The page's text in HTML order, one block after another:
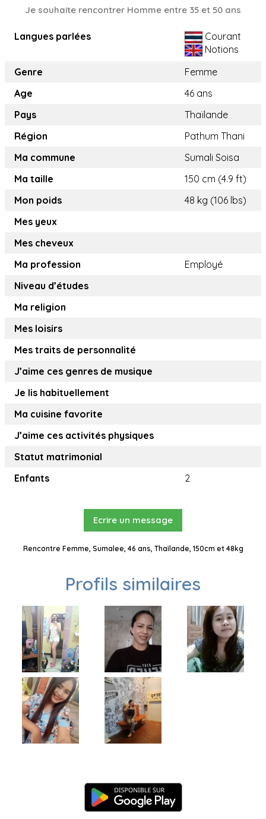
Je souhaite rencontrer Homme entre 35 et 50 ans
Langues parlées
Courant
Notions
Genre
Femme
Age
46 ans
Pays
Thaïlande
Région
Pathum Thani
Ma commune
Sumali Soisa
Ma taille
150 cm (4.9 ft)
Mon poids
48 kg (106 lbs)
Mes yeux
Mes cheveux
Ma profession
Employé
Niveau d’études
Ma religion
Mes loisirs
Mes traits de personnalité
J’aime ces genres de musique
Je lis habituellement
Ma cuisine favorite
J’aime ces activités physiques
Statut matrimonial
Enfants
2
Ecrire un message
Rencontre Femme, Sumalee, 46 ans, Thaïlande, 150cm et 48kg
Profils similaires